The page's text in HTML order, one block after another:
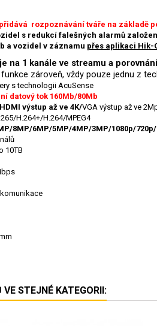
rozpoznávání tváře na základě
s redukcí falešných alarmů
a vozidel v záznamu přes aplikaci Hik-
na 1 kanále ve streamu a
zároveň, vždy pouze jednu z
s technologii AcuSense
datový tok 160Mb/80Mb
HDMI výstup až ve 4K/VGA výstup až ve
H.264+/H.264/MPEG4
8MP/6MP/5MP/4MP/3MP/1080p/
10TB
STEJNÉ KATEGORII: